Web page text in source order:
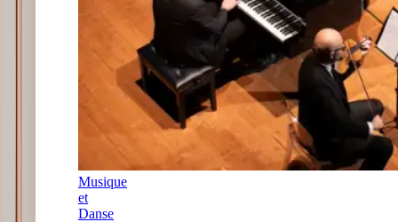
Musique
et
Danse